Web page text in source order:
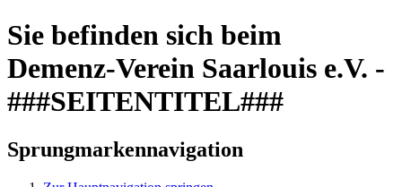
Sie befinden sich beim
Demenz-Verein Saarlouis e.V. -
###SEITENTITEL###
Sprungmarkennavigation